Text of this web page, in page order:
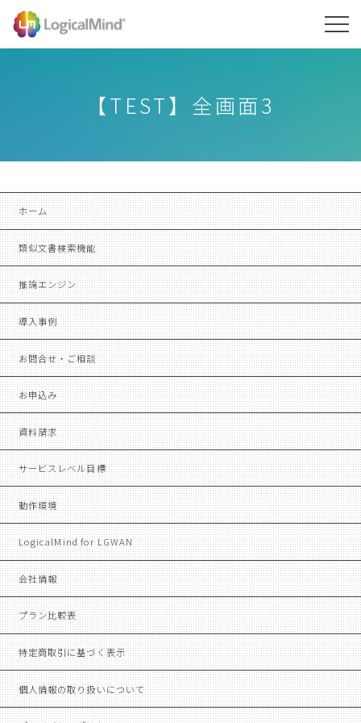
資料請求
お問合せ
【TEST】全画面3
ホーム
類似文書検索機能
推論エンジン
導入事例
お問合せ・ご相談
お申込み
資料請求
サービスレベル目標
動作環境
LogicalMind for LGWAN
会社情報
プラン比較表
特定商取引に基づく表示
個人情報の取り扱いについて